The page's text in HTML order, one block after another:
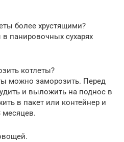
более хрустящими?
панировочных сухарях
котлеты?
можно заморозить. Перед
и выложить на поднос в
в пакет или контейнер и
месяцев.